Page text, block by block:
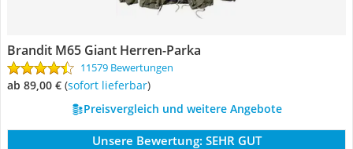
Brandit M65 Giant Herren-Parka
11579 Bewertungen
ab 89,00 € ( Sofort lieferbar)
Preisvergleich und weitere Angebote
Unsere Bewertung: SEHR GUT